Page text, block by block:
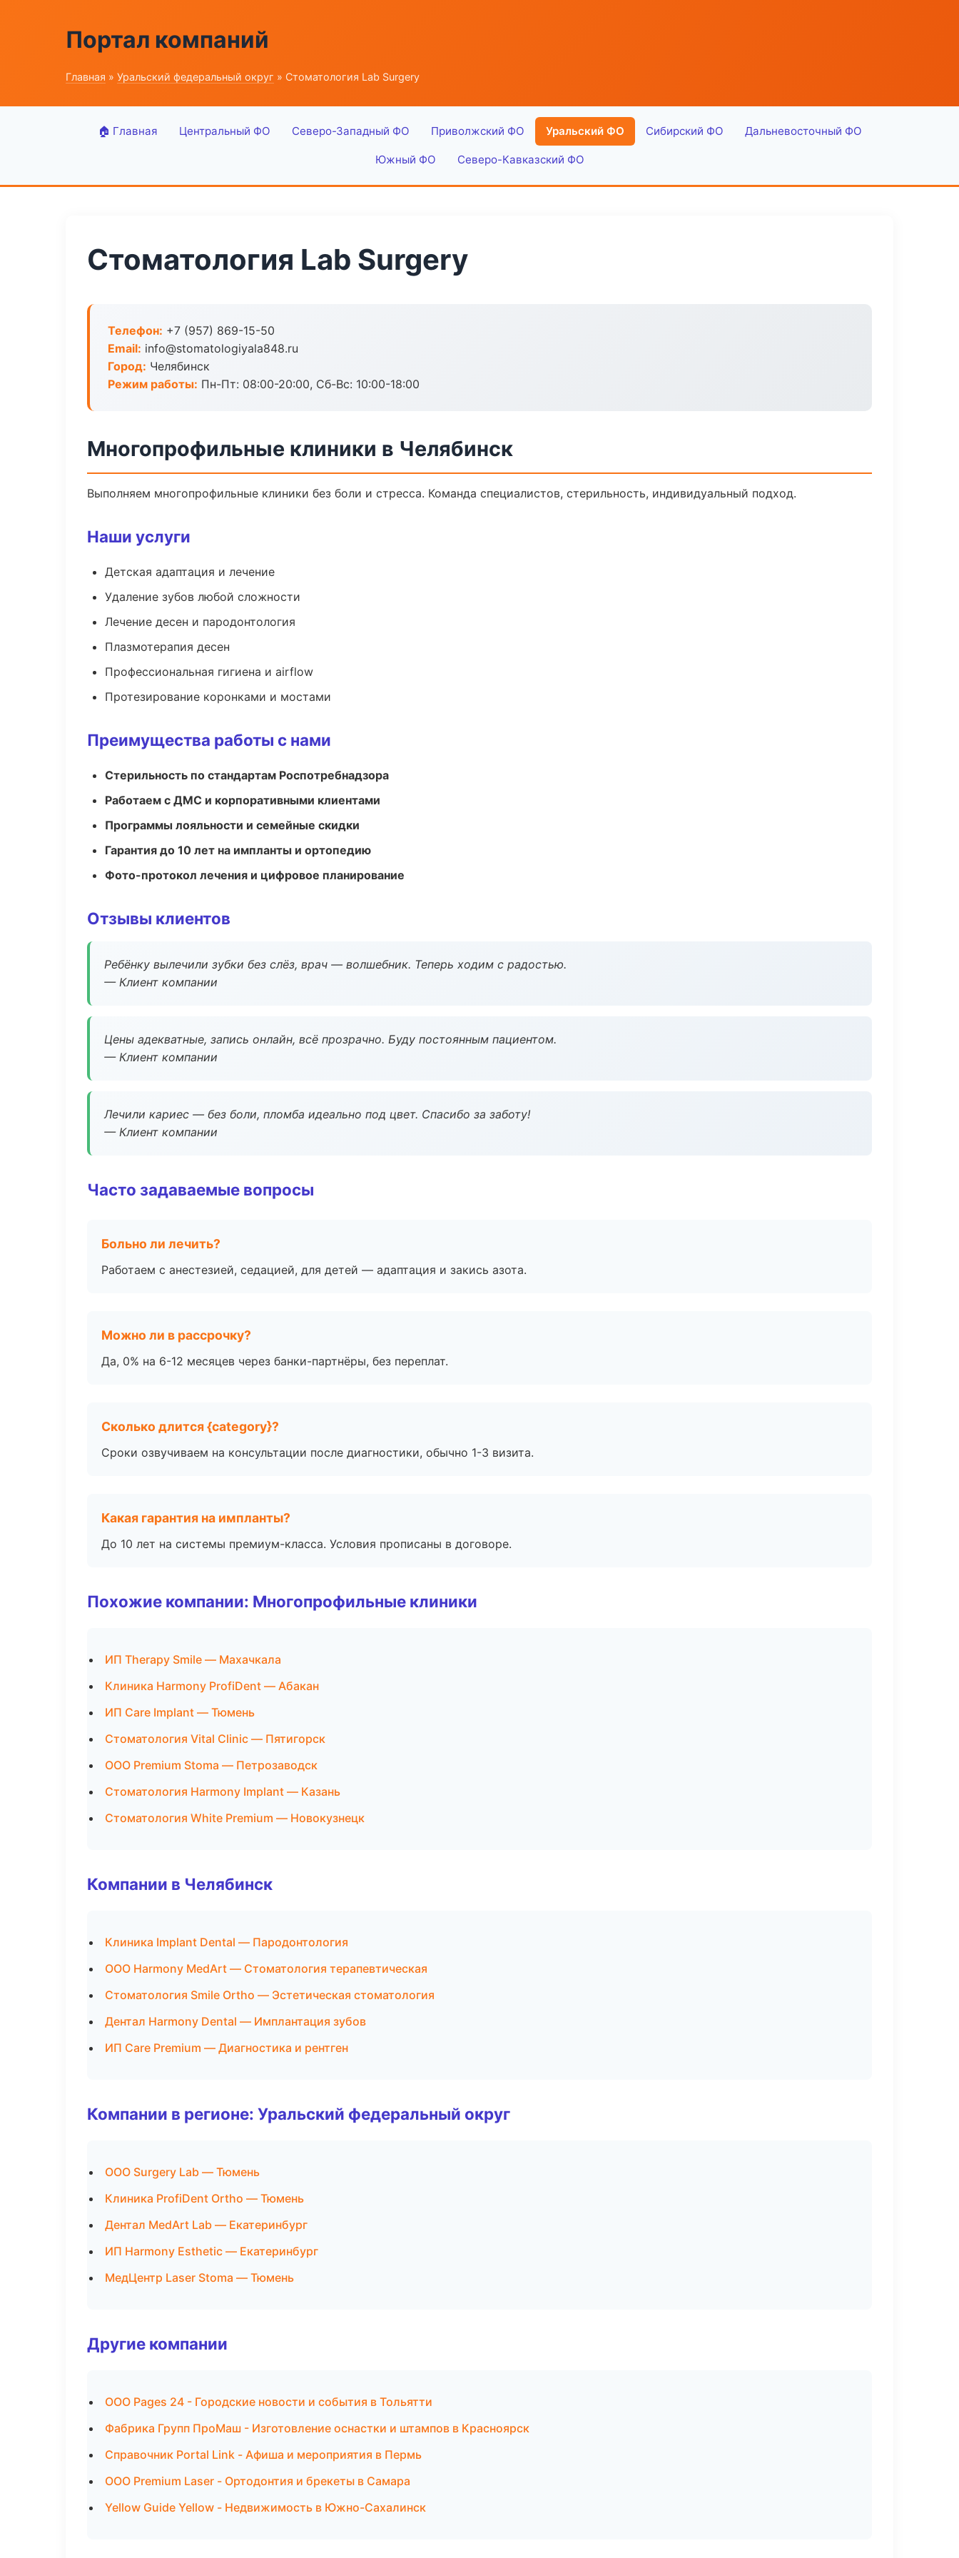
Портал компаний
Главная » Уральский федеральный округ » Стоматология Lab Surgery
🏠 Главная Центральный ФО Северо-Западный ФО Приволжский ФО Уральский ФО Сибирский ФО Дальневосточный ФО
Южный ФО Северо-Кавказский ФО
Стоматология Lab Surgery
Телефон: +7 (957) 869-15-50
Email: info@stomatologiyala848.ru
Город: Челябинск
Режим работы: Пн-Пт: 08:00-20:00, Сб-Вс: 10:00-18:00
Многопрофильные клиники в Челябинск
Выполняем многопрофильные клиники без боли и стресса. Команда специалистов, стерильность, индивидуальный подход.
Наши услуги
Детская адаптация и лечение
Удаление зубов любой сложности
Лечение десен и пародонтология
Плазмотерапия десен
Профессиональная гигиена и airflow
Протезирование коронками и мостами
Преимущества работы с нами
Стерильность по стандартам Роспотребнадзора
Работаем с ДМС и корпоративными клиентами
Программы лояльности и семейные скидки
Гарантия до 10 лет на импланты и ортопедию
Фото-протокол лечения и цифровое планирование
Отзывы клиентов
Ребёнку вылечили зубки без слёз, врач — волшебник. Теперь ходим с радостью.
— Клиент компании
Цены адекватные, запись онлайн, всё прозрачно. Буду постоянным пациентом.
— Клиент компании
Лечили кариес — без боли, пломба идеально под цвет. Спасибо за заботу!
— Клиент компании
Часто задаваемые вопросы
Больно ли лечить?
Работаем с анестезией, седацией, для детей — адаптация и закись азота.
Можно ли в рассрочку?
Да, 0% на 6-12 месяцев через банки-партнёры, без переплат.
Сколько длится {category}?
Сроки озвучиваем на консультации после диагностики, обычно 1-3 визита.
Какая гарантия на импланты?
До 10 лет на системы премиум-класса. Условия прописаны в договоре.
Похожие компании: Многопрофильные клиники
ИП Therapy Smile — Махачкала
Клиника Harmony ProfiDent — Абакан
ИП Care Implant — Тюмень
Стоматология Vital Clinic — Пятигорск
ООО Premium Stoma — Петрозаводск
Стоматология Harmony Implant — Казань
Стоматология White Premium — Новокузнецк
Компании в Челябинск
Клиника Implant Dental — Пародонтология
ООО Harmony MedArt — Стоматология терапевтическая
Стоматология Smile Ortho — Эстетическая стоматология
Дентал Harmony Dental — Имплантация зубов
ИП Care Premium — Диагностика и рентген
Компании в регионе: Уральский федеральный округ
ООО Surgery Lab — Тюмень
Клиника ProfiDent Ortho — Тюмень
Дентал MedArt Lab — Екатеринбург
ИП Harmony Esthetic — Екатеринбург
МедЦентр Laser Stoma — Тюмень
Другие компании
ООО Pages 24 - Городские новости и события в Тольятти
Фабрика Групп ПроМаш - Изготовление оснастки и штампов в Красноярск
Справочник Portal Link - Афиша и мероприятия в Пермь
ООО Premium Laser - Ортодонтия и брекеты в Самара
Yellow Guide Yellow - Недвижимость в Южно-Сахалинск